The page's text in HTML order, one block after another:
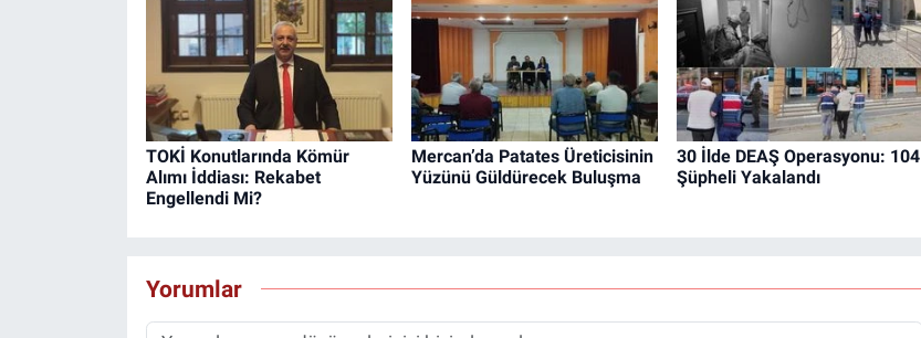
TOKİ Konutlarında Kömür
Alımı İddiası: Rekabet
Engellendi Mi?
Mercan’da Patates Üreticisinin
Yüzünü Güldürecek Buluşma
30 İlde DEAŞ Operasyonu: 104
Şüpheli Yakalandı
Yorumlar